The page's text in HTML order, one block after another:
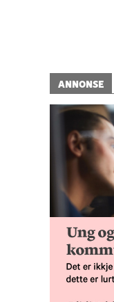
ANNONSE